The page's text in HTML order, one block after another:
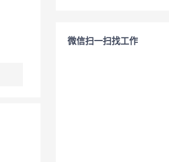
微信扫一扫找工作